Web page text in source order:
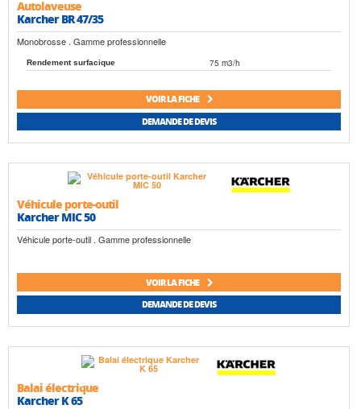
Autolaveuse
Karcher BR 47/35
Monobrosse . Gamme professionnelle
Rendement surfacique 75 m3/h
VOIR LA FICHE
DEMANDE DE DEVIS
Véhicule porte-outil
Karcher MIC 50
Véhicule porte-outil . Gamme professionnelle
VOIR LA FICHE
DEMANDE DE DEVIS
Balai électrique
Karcher K 65